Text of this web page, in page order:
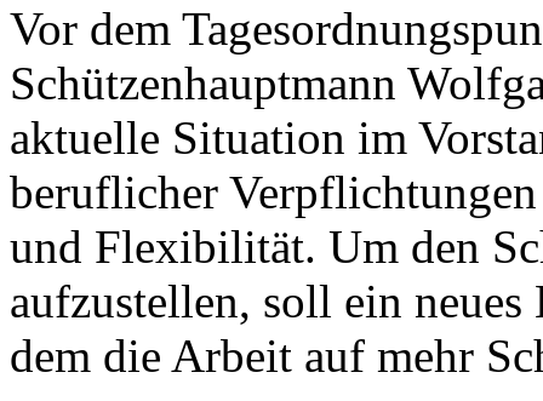
Vor dem
Schützenhauptmann
aktuelle Situation im
beruflicher
und Flexibilität. Um den
aufzustellen, soll ein
dem die Arbeit auf mehr